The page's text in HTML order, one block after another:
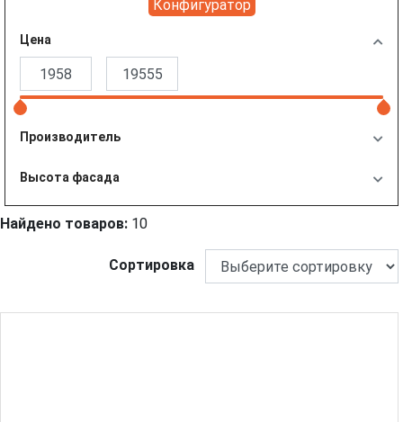
Конфигуратор
Цена
Производитель
Высота фасада
Найдено товаров: 10
Сортировка